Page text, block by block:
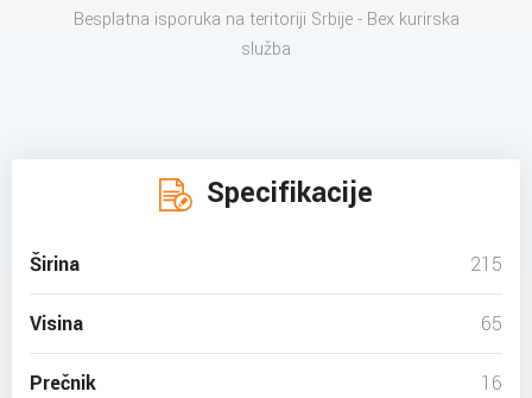
Besplatna isporuka na teritoriji Srbije - Bex kurirska
služba
Specifikacije
Širina 215
Visina 65
Prečnik 16